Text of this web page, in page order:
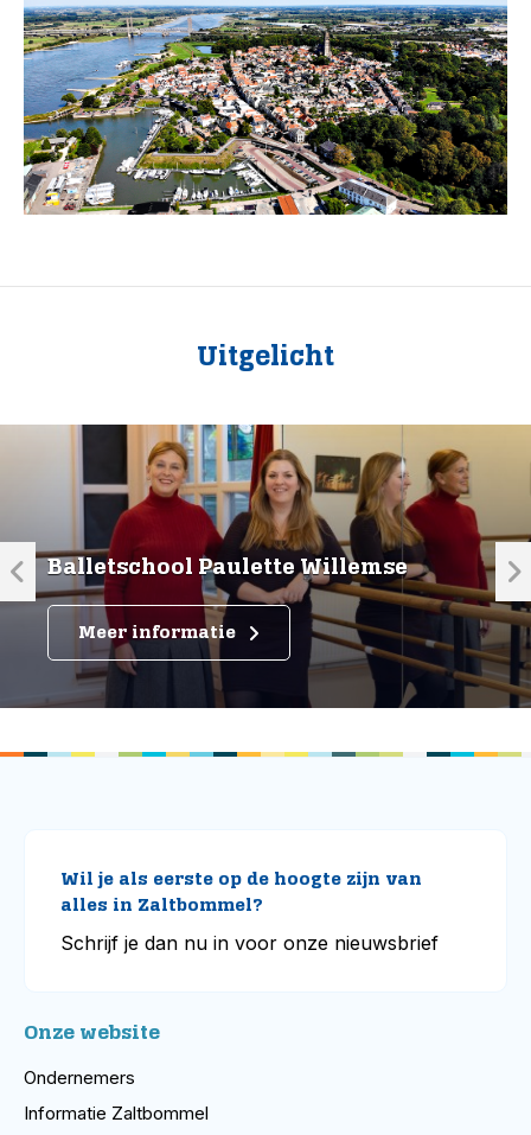
Uitgelicht
Balletschool Paulette Willemse
Meer informatie
Wil je als eerste op de hoogte zijn van
alles in Zaltbommel?
Schrijf je dan nu in voor onze nieuwsbrief
Onze website
Ondernemers
Informatie Zaltbommel